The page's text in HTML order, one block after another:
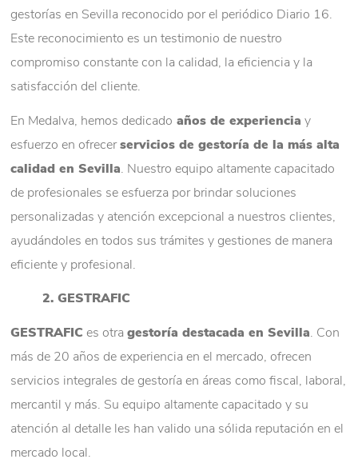
gestorías en Sevilla reconocido por el periódico Diario 16.
Este reconocimiento es un testimonio de nuestro
compromiso constante con la calidad, la eficiencia y la
satisfacción del cliente.
En Medalva, hemos dedicado años de experiencia y
esfuerzo en ofrecerservicios de gestoría de la más alta
calidad en Sevilla. Nuestro equipo altamente capacitado
de profesionales se esfuerza por brindar soluciones
personalizadas y atención excepcional a nuestros clientes,
ayudándoles en todos sus trámites y gestiones de manera
eficiente y profesional.
2. GESTRAFIC
GESTRAFIC es otra gestoría destacada en Sevilla. Con
más de 20 años de experiencia en el mercado, ofrecen
servicios integrales de gestoría en áreas como fiscal, laboral,
mercantil y más. Su equipo altamente capacitado y su
atención al detalle les han valido una sólida reputación en el
mercado local.